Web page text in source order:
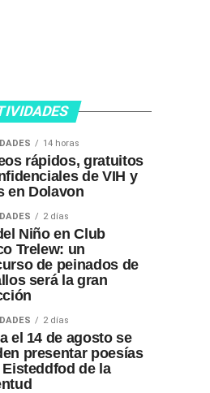
14 horas
rápidos, gratuitos
de VIH y
en Dolavon
2 días
Niño en Club
Trelew: un
de peinados de
será la gran
2 días
el 14 de agosto se
presentar poesías
Eisteddfod de la